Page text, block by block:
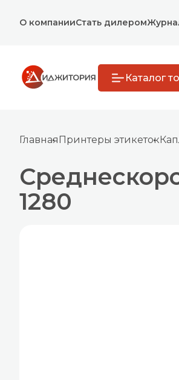
О компанииСтать дилером
Каталог
ГлавнаяПринтеры этикеток
1280